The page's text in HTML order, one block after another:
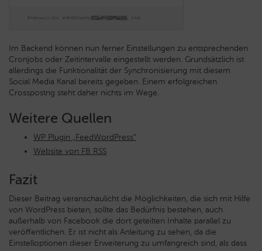
Im Backend können nun ferner Einstellungen zu entsprechenden
Cronjobs oder Zeitintervalle eingestellt werden. Grundsätzlich ist
allerdings die Funktionalität der Synchronisierung mit diesem
Social Media Kanal bereits gegeben. Einem erfolgreichen
Crosspostng steht daher nichts im Wege.
Weitere Quellen
WP Plugin „FeedWordPress“
Website von FB RSS
Fazit
Dieser Beitrag veranschaulicht die Möglichkeiten, die sich mit Hilfe
von WordPress bieten, sollte das Bedürfnis bestehen, auch
außerhalb von Facebook die dort geteilten Inhalte parallel zu
veröffentlichen. Er ist nicht als Anleitung zu sehen, da die
Einstelloptionen dieser Erweiterung zu umfangreich sind, als dass